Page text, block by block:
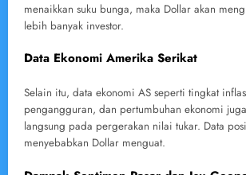
menaikkan suku bunga, maka Dollar akan
lebih banyak investor.
Data Ekonomi Amerika Serikat
Selain itu, data ekonomi AS seperti tingkat
pengangguran, dan pertumbuhan ekonomi
langsung pada pergerakan nilai tukar. Data
menyebabkan Dollar menguat.